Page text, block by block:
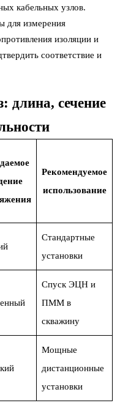
кабельных узлов.
для измерения
изоляции и
соответствие и
длина, сечение
Рекомендуемое
использование
Стандартные
установки
Спуск ЭЦН и
ПММ в
скважину
Мощные
дистанционные
установки